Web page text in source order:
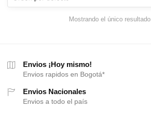
Mostrando el único resultado
Envios ¡Hoy mismo!
Envios rapidos en Bogotá*
Envios Nacionales
Envios a todo el país